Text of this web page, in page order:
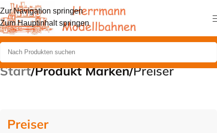
Zur Navigation springen
Zum Hauptinhalt springen
Start/Produkt Marken/Preiser
Preiser